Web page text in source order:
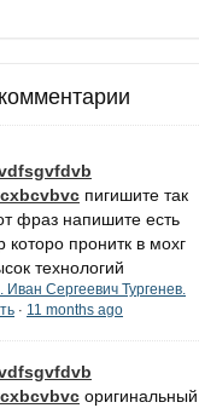
пигишите так
фраз напишите есть
которо пронитк в мохг
технологий
Иван Сергеевич Тургенев.
· 11 months ago
оригинальный